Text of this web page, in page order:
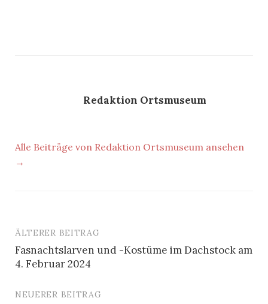
Redaktion Ortsmuseum
Alle Beiträge von Redaktion Ortsmuseum ansehen
→
Beitrags-
Navigation
ÄLTERER BEITRAG
Fasnachtslarven und -Kostüme im Dachstock am
4. Februar 2024
NEUERER BEITRAG